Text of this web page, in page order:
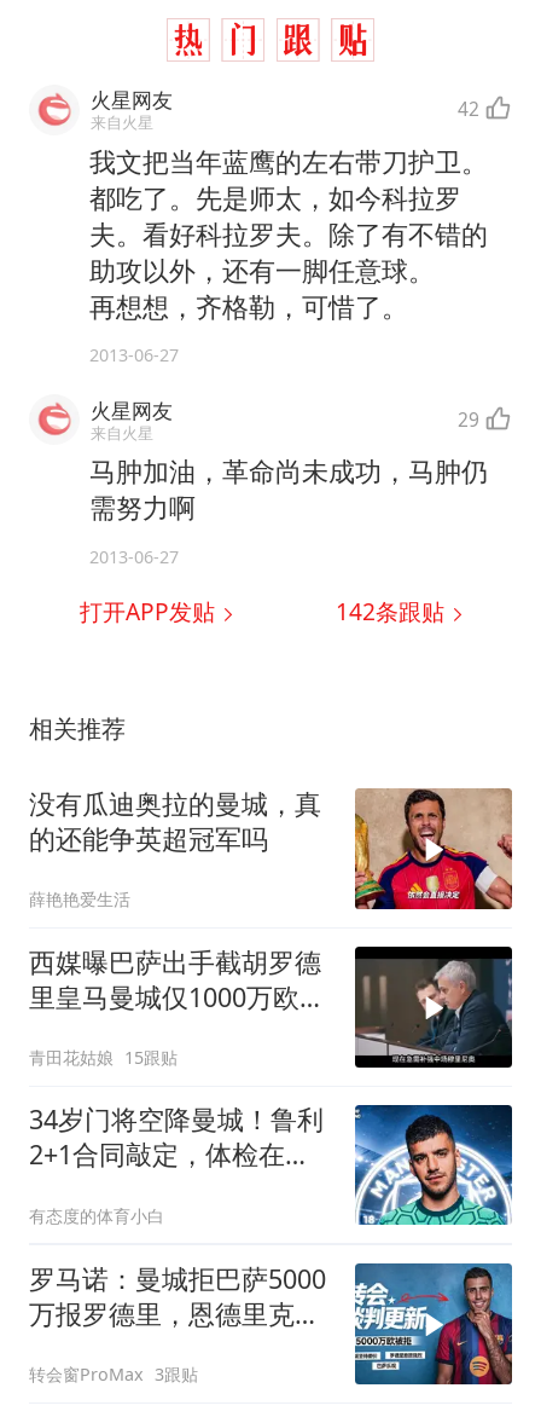
火星网友
来自火星 42
我文把当年蓝鹰的左右带刀护卫。
都吃了。先是师太，如今科拉罗
夫。看好科拉罗夫。除了有不错的
助攻以外，还有一脚任意球。
再想想，齐格勒，可惜了。
2013-06-27
火星网友
来自火星 29
马肿加油，革命尚未成功，马肿仍
需努力啊
2013-06-27
打开APP发贴 142条跟贴
相关推荐
没有瓜迪奥拉的曼城，真
的还能争英超冠军吗
薛艳艳爱生活
西媒曝巴萨出手截胡罗德
里皇马曼城仅1000万欧差
青田花姑娘 15跟贴
34岁门将空降曼城！鲁利
2+1合同敲定，体检在
有态度的体育小白
罗马诺：曼城拒巴萨5000
万报罗德里，恩德里克或
转会窗ProMax 3跟贴